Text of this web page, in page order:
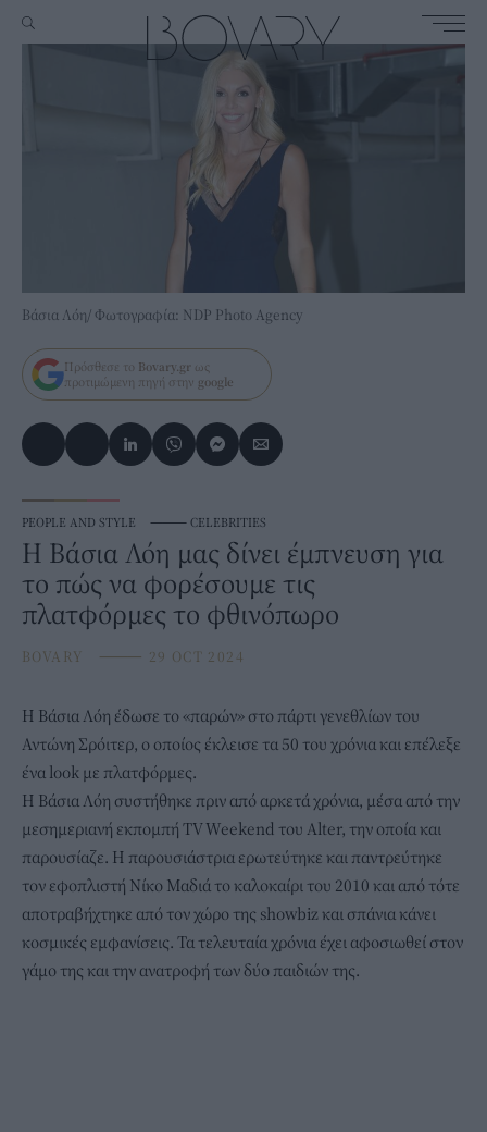
Βάσια Λόη/ Φωτογραφία: NDP Photo Agency
Πρόσθεσε το Bovary.gr ως
προτιμώμενη πηγή στην google
PEOPLE AND STYLE ⸻ CELEBRITIES
Η Βάσια Λόη μας δίνει έμπνευση για
το πώς να φορέσουμε τις
πλατφόρμες το φθινόπωρο
BOVARY ⸻ 29 OCT 2024
Η Βάσια Λόη έδωσε το «παρών» στο πάρτι γενεθλίων του
Αντώνη Σρόιτερ, ο οποίος έκλεισε τα 50 του χρόνια και επέλεξε
ένα look με πλατφόρμες.
Η Βάσια Λόη συστήθηκε πριν από αρκετά χρόνια, μέσα από την
μεσημεριανή εκπομπή TV Weekend του Alter, την οποία και
παρουσίαζε. Η παρουσιάστρια ερωτεύτηκε και παντρεύτηκε
τον εφοπλιστή Νίκο Μαδιά το καλοκαίρι του 2010 και από τότε
αποτραβήχτηκε από τον χώρο της showbiz και σπάνια κάνει
κοσμικές εμφανίσεις. Τα τελευταία χρόνια έχει αφοσιωθεί στον
γάμο της και την ανατροφή των δύο παιδιών της.